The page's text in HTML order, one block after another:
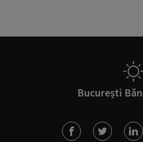
București